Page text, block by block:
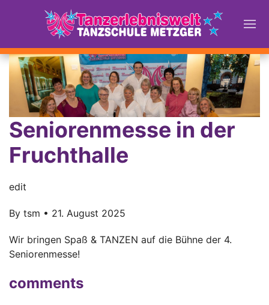
Seniorenmesse in der
Fruchthalle
edit
By tsm • 21. August 2025
Wir bringen Spaß & TANZEN auf die Bühne der 4.
Seniorenmesse!
comments